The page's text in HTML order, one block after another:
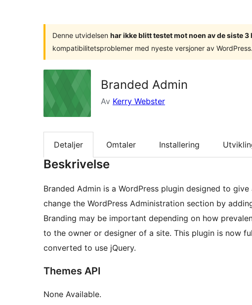
Denne utvidelsen har ikke blitt testet mot noen av de siste
kompatibilitetsproblemer med nyeste versjoner av WordPress.
Branded Admin
Av Kerry Webster
Detaljer Omtaler Installering
Beskrivelse
Branded Admin is a WordPress plugin designed to
change the WordPress Administration section by
Branding may be important depending on how
to the owner or designer of a site. This plugin is now
converted to use jQuery.
Themes API
None Available.